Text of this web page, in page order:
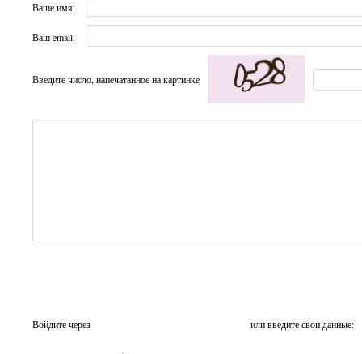
Ваше имя:
Ваш email:
Введите число, напечатанное на картинке
Войдите через или введите свои данные: